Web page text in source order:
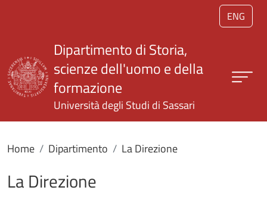
Salta al contenuto principale
ENG
Dipartimento di Storia,
scienze dell'uomo e della
formazione
Università degli Studi di Sassari
Home Dipartimento La Direzione
La Direzione